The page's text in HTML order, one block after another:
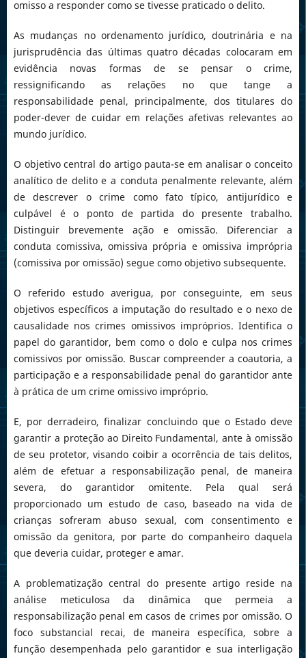
omisso a responder como se tivesse praticado o delito.
As mudanças no ordenamento jurídico, doutrinária e na
jurisprudência das últimas quatro décadas colocaram em
evidência novas formas de se pensar o crime,
ressignificando as relações no que tange a
responsabilidade penal, principalmente, dos titulares do
poder-dever de cuidar em relações afetivas relevantes ao
mundo jurídico.
O objetivo central do artigo pauta-se em analisar o conceito
analítico de delito e a conduta penalmente relevante, além
de descrever o crime como fato típico, antijurídico e
culpável é o ponto de partida do presente trabalho.
Distinguir brevemente ação e omissão. Diferenciar a
conduta comissiva, omissiva própria e omissiva imprópria
(comissiva por omissão) segue como objetivo subsequente.
O referido estudo averigua, por conseguinte, em seus
objetivos específicos a imputação do resultado e o nexo de
causalidade nos crimes omissivos impróprios. Identifica o
papel do garantidor, bem como o dolo e culpa nos crimes
comissivos por omissão. Buscar compreender a coautoria, a
participação e a responsabilidade penal do garantidor ante
à prática de um crime omissivo impróprio.
E, por derradeiro, finalizar concluindo que o Estado deve
garantir a proteção ao Direito Fundamental, ante à omissão
de seu protetor, visando coibir a ocorrência de tais delitos,
além de efetuar a responsabilização penal, de maneira
severa, do garantidor omitente. Pela qual será
proporcionado um estudo de caso, baseado na vida de
crianças sofreram abuso sexual, com consentimento e
omissão da genitora, por parte do companheiro daquela
que deveria cuidar, proteger e amar.
A problematização central do presente artigo reside na
análise meticulosa da dinâmica que permeia a
responsabilização penal em casos de crimes por omissão. O
foco substancial recai, de maneira específica, sobre a
função desempenhada pelo garantidor e sua interligação